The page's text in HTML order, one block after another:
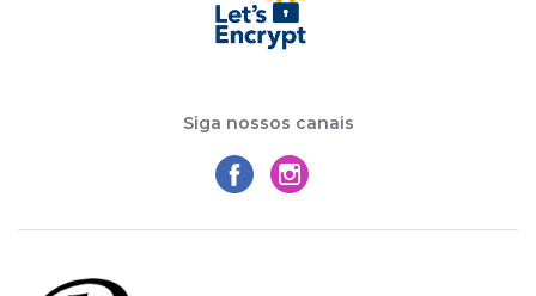
Siga nossos canais